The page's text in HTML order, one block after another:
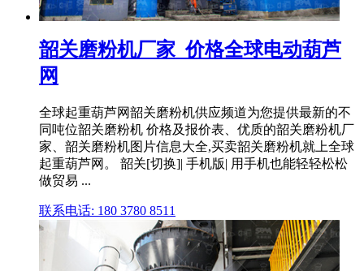
韶关磨粉机厂家_价格全球电动葫芦
网
全球起重葫芦网韶关磨粉机供应频道为您提供最新的不
同吨位韶关磨粉机 价格及报价表、优质的韶关磨粉机厂
家、韶关磨粉机图片信息大全,买卖韶关磨粉机就上全球
起重葫芦网。 韶关[切换]| 手机版| 用手机也能轻轻松松
做贸易 ...
联系电话: 180 3780 8511